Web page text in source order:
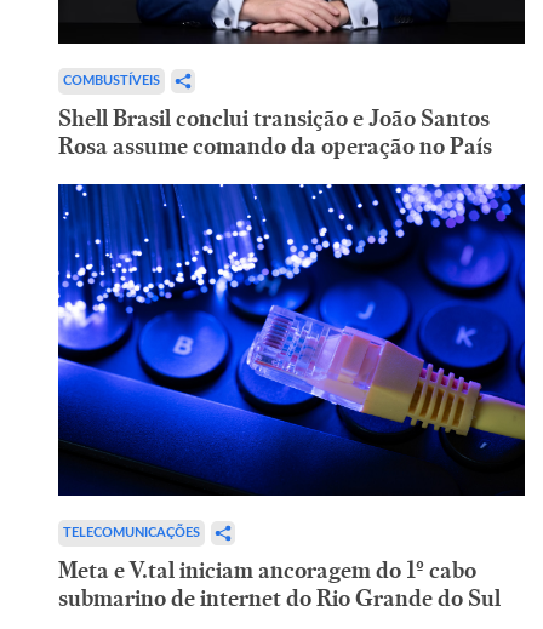
COMBUSTÍVEIS
Shell Brasil conclui transição e João Santos
Rosa assume comando da operação no País
TELECOMUNICAÇÕES
Meta e V.tal iniciam ancoragem do 1º cabo
submarino de internet do Rio Grande do Sul